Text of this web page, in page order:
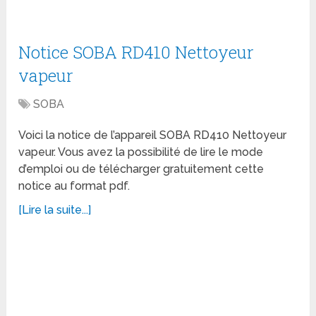
Notice SOBA RD410 Nettoyeur
vapeur
SOBA
Voici la notice de l’appareil SOBA RD410 Nettoyeur
vapeur. Vous avez la possibilité de lire le mode
d’emploi ou de télécharger gratuitement cette
notice au format pdf.
[Lire la suite...]